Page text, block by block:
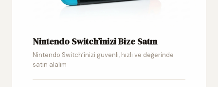
Nintendo Switch’inizi Bize Satın
Nintendo Switch’inizi güvenli, hızlı ve değerinde
satın alalım